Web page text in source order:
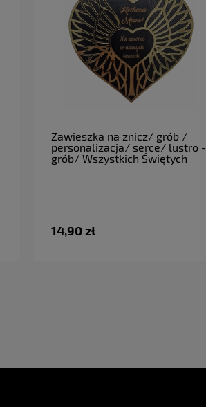
Zawieszka na znicz/ grób /
personalizacja/ serce/ lustro -
grób/ Wszystkich Świętych
14,90 zł